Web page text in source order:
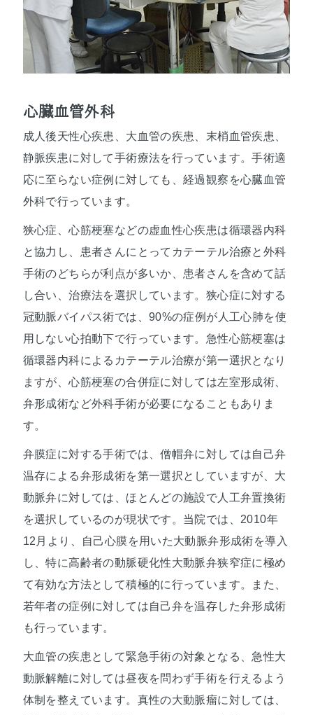
心臓血管外科
成人後天性心疾患、大血管の疾患、末梢血管疾患、
静脈疾患に対して手術療法を行っています。手術適
応に至らない症例に対しても、経過観察を心臓血管
外科で行っています。
狭心症、心筋梗塞などの虚血性心疾患は循環器内科
と協力し、患者さんにとってカテーテル治療と外科
手術のどちらが利点が多いか、患者さんを含めて話
し合い、治療法を選択しています。狭心症に対する
冠動脈バイパス術では、90%の症例が人工心肺を使
用しない心拍動下で行っています。急性心筋梗塞は
循環器内科によるカテーテル治療が第一選択となり
ますが、心筋梗塞の合併症に対しては左室形成術、
弁形成術など外科手術が必要になることもありま
す。
弁膜症に対する手術では、僧帽弁に対しては自己弁
温存による弁形成術を第一選択としていますが、大
動脈弁に対しては、ほとんどの施設で人工弁置換術
を選択しているのが現状です。当院では、2010年
12月より、自己心膜を用いた大動脈弁形成術を導入
し、特に高齢者の動脈硬化性大動脈弁狭窄症に極め
て有効な方法として積極的に行っています。また、
若年者の症例に対しては自己弁を温存した弁形成術
も行っています。
大血管の疾患として緊急手術の対象となる、急性大
動脈解離に対しては昼夜を問わず手術を行えるよう
体制を整えています。真性の大動脈瘤に対しては、